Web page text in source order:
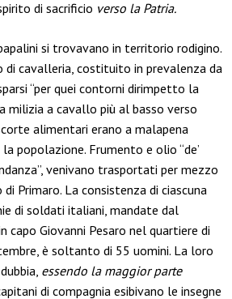
di sacrificio verso la Patria.
si trovavano in territorio rodigino.
cavalleria, costituito in prevalenza da
“per quei contorni dirimpetto la
milizia a cavallo più al basso verso
alimentari erano a malapena
popolazione. Frumento e olio “de’
venivano trasportati per mezzo
Primaro. La consistenza di ciascuna
di soldati italiani, mandate dal
capo Giovanni Pesaro nel quartiere di
è soltanto di 55 uomini. La loro
essendo la maggior parte
di compagnia esibivano le insegne